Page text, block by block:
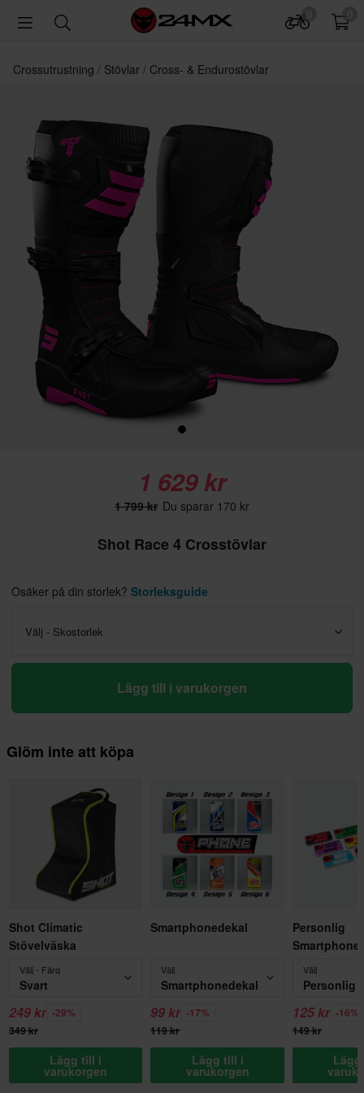
Crossutrustning Stövlar Cross- & Endurostövlar
1 629 kr
1 799 kr Du sparar 170 kr
Shot Race 4 Crosstövlar
Osäker på din storlek? Storleksguide
Välj - Skostorlek
Lägg till i varukorgen
Glöm inte att köpa
Shot Climatic
Stövelväska
Välj - Färg
Svart
249 kr -29%
349 kr
Lägg till i
varukorgen
Smartphonedekal
Välj
Smartphonedekal
99 kr -17%
119 kr
Lägg till i
varukorgen
Personlig
Välj
125 kr -16%
149 kr